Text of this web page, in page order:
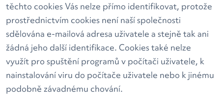
těchto cookies Vás nelze přímo identifikovat, protože
prostřednictvím cookies není naší společnosti
sdělována e-mailová adresa uživatele a stejně tak ani
žádná jeho další identifikace. Cookies také nelze
využít pro spuštění programů v počítači uživatele, k
nainstalování viru do počítače uživatele nebo k jinému
podobně závadnému chování.